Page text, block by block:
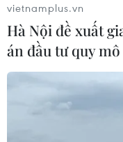
vietnamplus.vn
Hà Nội đề xuất
án đầu tư quy